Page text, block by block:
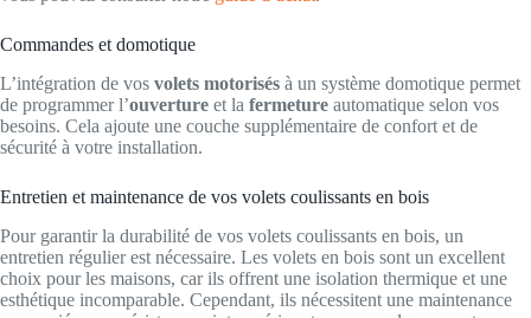
Commandes et domotique
L’intégration de vos volets motorisés à un système domotique permet
de programmer l’ouverture et la fermeture automatique selon vos
besoins. Cela ajoute une couche supplémentaire de confort et de
sécurité à votre installation.
Entretien et maintenance de vos volets coulissants en bois
Pour garantir la durabilité de vos volets coulissants en bois, un
entretien régulier est nécessaire. Les volets en bois sont un excellent
choix pour les maisons, car ils offrent une isolation thermique et une
esthétique incomparable. Cependant, ils nécessitent une maintenance